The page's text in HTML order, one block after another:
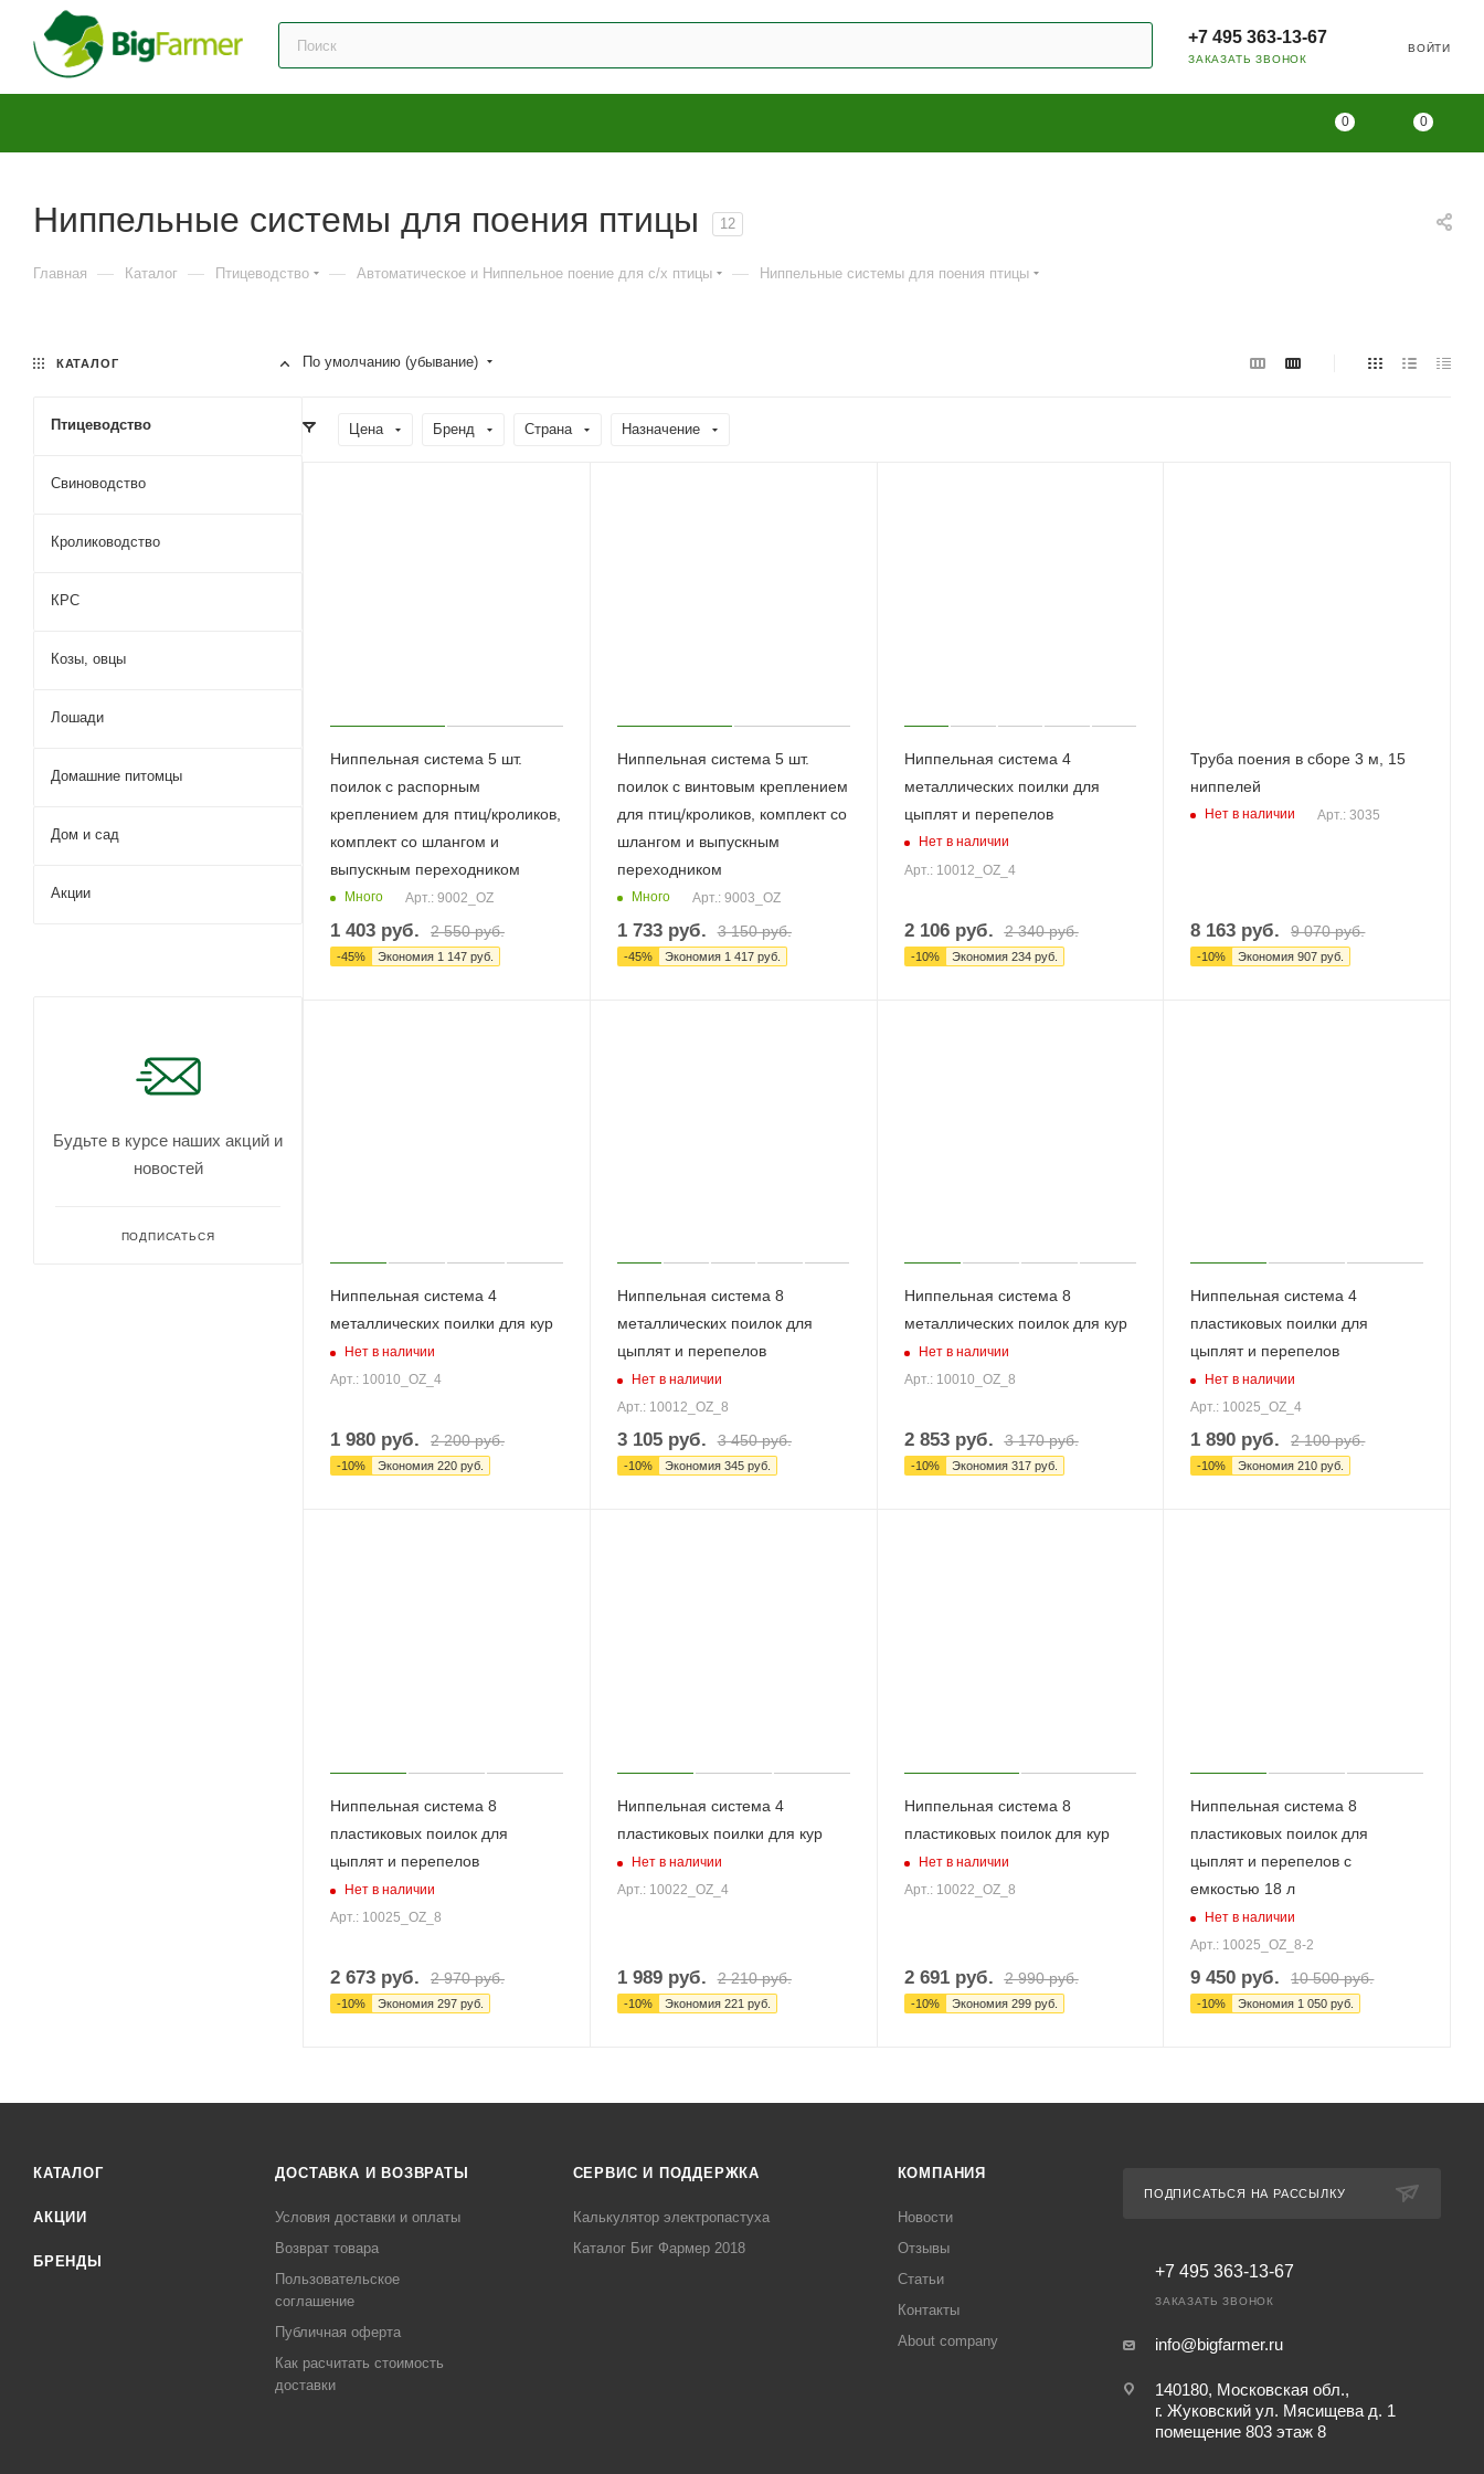
+7 495 363-13-67
ЗАКАЗАТЬ ЗВОНОК
ВОЙТИ
0 0
Ниппельные системы для поения птицы 12
Главная — Каталог — Птицеводство — Автоматическое и Ниппельное поение для с/х птицы — Ниппельные системы для поения птицы
По умолчанию (убывание)
Цена Бренд Страна Назначение
Ниппельная система 5 шт.
поилок с распорным
креплением для птиц/кроликов,
комплект со шлангом и
выпускным переходником
Много Арт.: 9002_OZ
1 403 руб. 2 550руб.
-45% Экономия 1 147 руб.
Ниппельная система 5 шт.
поилок с винтовым креплением
для птиц/кроликов, комплект со
шлангом и выпускным
переходником
Много Арт.: 9003_OZ
1 733руб. 3 150руб.
-45% Экономия 1 417руб.
Ниппельная система 4
металлических поилки для
цыплят и перепелов
Нет в наличии
Арт.: 10012_OZ_4
2 106руб. 2 340руб.
-10% Экономия 234руб.
Труба поения в сборе 3 м, 15
ниппелей
Нет в наличии Арт.: 3035
8 163 руб. 9 070руб.
-10% Экономия 907 руб.
Ниппельная система 4
металлических поилки для кур
Нет в наличии
Арт.: 10010_OZ_4
1 980 руб. 2 200руб.
-10% Экономия 220 руб.
Ниппельная система 8
металлических поилок для
цыплят и перепелов
Нет в наличии
Арт.: 10012_OZ_8
3 105руб. 3 450руб.
-10% Экономия 345руб.
Ниппельная система 8
металлических поилок для кур
Нет в наличии
Арт.: 10010_OZ_8
2 853руб. 3 170руб.
-10% Экономия 317руб.
Ниппельная система 4
пластиковых поилки для
цыплят и перепелов
Нет в наличии
Арт.: 10025_OZ_4
1 890 руб. 2 100руб.
-10% Экономия 210 руб.
Ниппельная система 8
пластиковых поилок для
цыплят и перепелов
Нет в наличии
Арт.: 10025_OZ_8
2 673 руб. 2 970руб.
-10% Экономия 297 руб.
Ниппельная система 4
пластиковых поилки для кур
Нет в наличии
Арт.: 10022_OZ_4
1 989руб. 2 210руб.
-10% Экономия 221 руб.
Ниппельная система 8
пластиковых поилок для кур
Нет в наличии
Арт.: 10022_OZ_8
2 691руб. 2 990руб.
-10% Экономия 299руб.
Ниппельная система 8
пластиковых поилок для
цыплят и перепелов с
емкостью 18 л
Нет в наличии
Арт.: 10025_OZ_8-2
9 450 руб. 10 500руб.
-10% Экономия 1 050 руб.
КАТАЛОГ
Птицеводство
Свиноводство
Кролиководство
КРС
Козы, овцы
Лошади
Домашние питомцы
Дом и сад
Акции
Будьте в курсе наших акций и
новостей
ПОДПИСАТЬСЯ
КАТАЛОГ
АКЦИИ
БРЕНДЫ
ДОСТАВКА И ВОЗВРАТЫ
Условия доставки и оплаты
Возврат товара
Пользовательское
соглашение
Публичная оферта
Как расчитать стоимость
доставки
СЕРВИС И ПОДДЕРЖКА
Калькулятор электропастуха
Каталог Биг Фармер 2018
КОМПАНИЯ
Новости
Отзывы
Статьи
Контакты
About company
ПОДПИСАТЬСЯ НА РАССЫЛКУ
+7 495 363-13-67
ЗАКАЗАТЬ ЗВОНОК
info@bigfarmer.ru
140180, Московская обл.,
г. Жуковский ул. Мясищева д. 1
помещение 803 этаж 8